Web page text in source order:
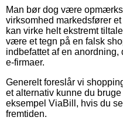
Man bør dog være
virksomhed markedsfører
kan virke helt ekstremt
være et tegn på en falsk
indbefattet af en
e-firmaer.
Generelt foreslår vi
et alternativ kunne du
eksempel ViaBill, hvis du
fremtiden.